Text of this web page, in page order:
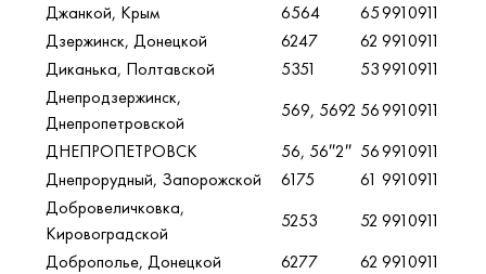
Джанкой, Крым
6564 659910911
Дзержинск, Донецкой
6247 62 9910911
Диканька, Полтавской
5351 539910911
Днепродзержинск,
Днепропетровской
569, 5692 569910911
ДНЕПРОПЕТРОВСК
56, 56″2″ 569910911
Днепрорудный, Запорожской
6175 61 9910911
Добровеличковка,
Кировоградской
5253 52 9910911
Доброполье, Донецкой
6277 62 9910911